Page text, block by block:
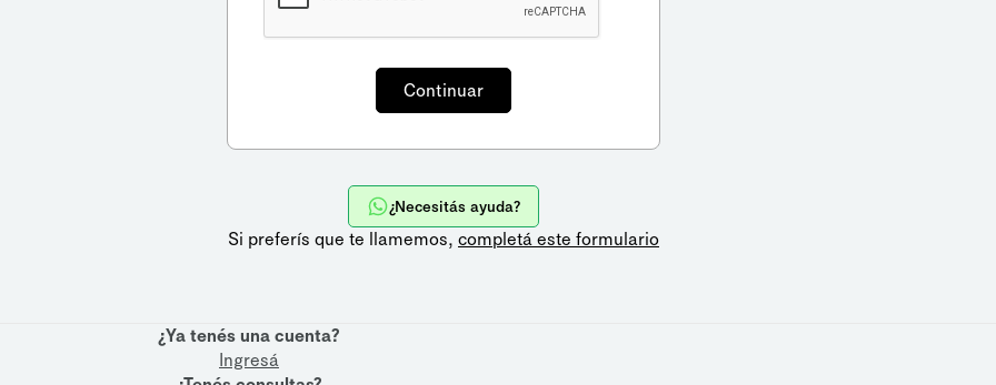
¿Necesitás ayuda?
Si preferís que te llamemos, completá este formulario
¿Ya tenés una cuenta?
Ingresá